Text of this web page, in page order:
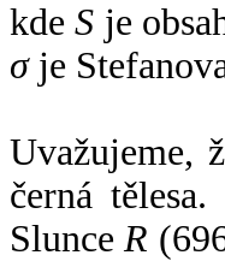
kdeS je
σje
Uvažujeme,
černá
SlunceR